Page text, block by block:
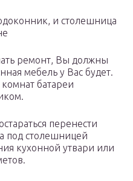
и столешница
ремонт, Вы должны
мебель у Вас будет.
батареи
перенести
под столешницей
кухонной утвари или